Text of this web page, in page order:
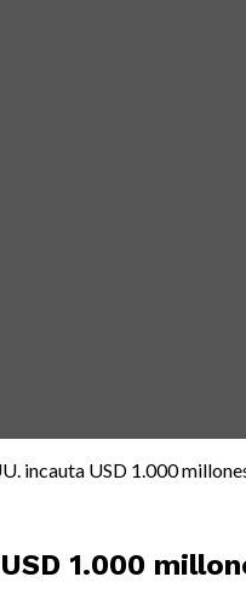
incauta USD 1.000
1.000